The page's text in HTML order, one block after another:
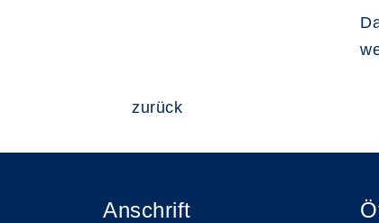
zurück
Anschrift